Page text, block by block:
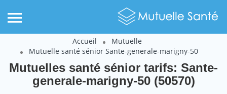
Accueil
Mutuelle
Mutuelle santé sénior Sante-generale-marigny-50
Mutuelles santé sénior tarifs: Sante-
generale-marigny-50 (50570)